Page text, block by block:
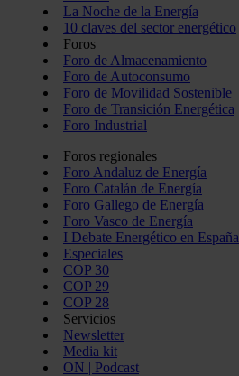
La Noche de la Energía
10 claves del sector energético
Foros
Foro de Almacenamiento
Foro de Autoconsumo
Foro de Movilidad Sostenible
Foro de Transición Energética
Foro Industrial
Foros regionales
Foro Andaluz de Energía
Foro Catalán de Energía
Foro Gallego de Energía
Foro Vasco de Energía
I Debate Energético en España
Especiales
COP 30
COP 29
COP 28
Servicios
Newsletter
Media kit
ON | Podcast